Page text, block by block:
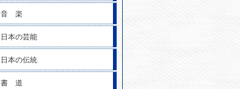
音 楽
日本の芸能
日本の伝統
書 道